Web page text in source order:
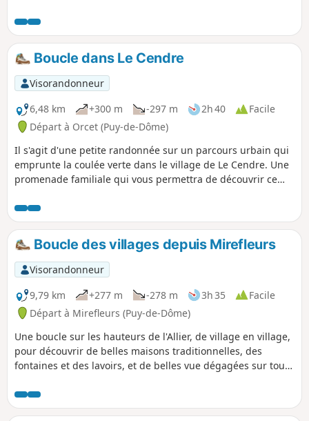
Boucle dans Le Cendre
Visorandonneur
6,48 km
+300 m -297 m 2h 40
Facile
Départ à Orcet (Puy-de-Dôme)
Il s'agit d'une petite randonnée sur un parcours urbain qui
emprunte la coulée verte dans le village de Le Cendre. Une
promenade familiale qui vous permettra de découvrir ce
Boucle des villages depuis Mirefleurs
Visorandonneur
9,79 km
+277 m -278 m 3h 35
Facile
Départ à Mirefleurs (Puy-de-Dôme)
Une boucle sur les hauteurs de l'Allier, de village en village,
pour découvrir de belles maisons traditionnelles, des
fontaines et des lavoirs, et de belles vue dégagées sur tout
étangs des anciennes gravières, et plus loin la Chaîne des
Puys et le massif du Sancy.